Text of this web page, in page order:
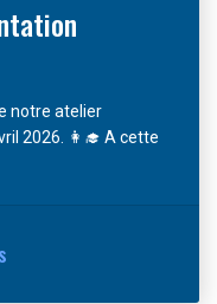
notre atelier
2026. 👩‍🎓 A cette